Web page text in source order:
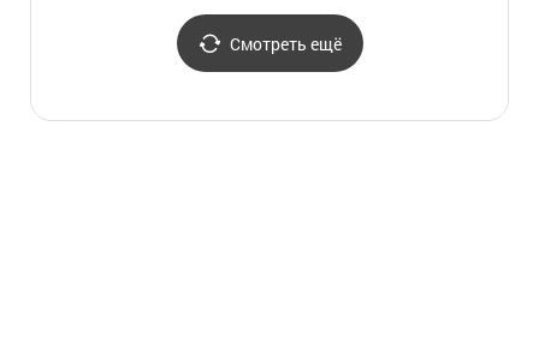
명동본점)
Смотреть ещё